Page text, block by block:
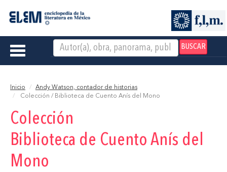
BUSCAR
Toggle
Inicio
Andy Watson, contador de historias
Colección / Biblioteca de Cuento Anís del Mono
Colección
Biblioteca de Cuento Anís del
Mono